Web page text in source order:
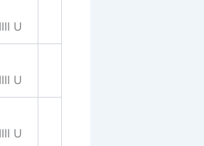
IIII U
IIII U
IIII U